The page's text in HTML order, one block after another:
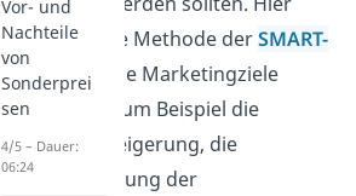
hilft dir die Methode derSMART-
Ziele.Deine Marketingziele
könnten zum Beispiel die
Umsatzsteigerung, die
Vergrößerung der
Vor- und
Nachteile
von
Sonderprei
sen
4/5 – Dauer:
06:24